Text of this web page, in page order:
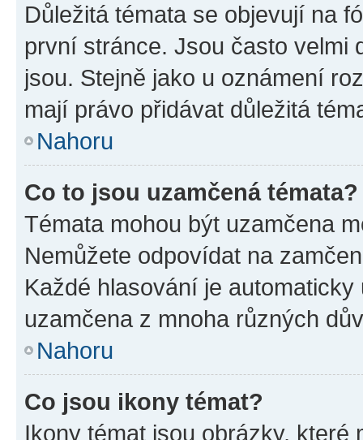
Důležitá témata se objevují na
první stránce. Jsou často velmi
jsou. Stejně jako u oznámení
mají právo přidávat důležitá
Nahoru
Co to jsou uzamčená témata?
Témata mohou být uzamčena
Nemůžete odpovídat na
Každé hlasování je
uzamčena z mnoha různých
Nahoru
Co jsou ikony témat?
Ikony témat jsou obrázky,